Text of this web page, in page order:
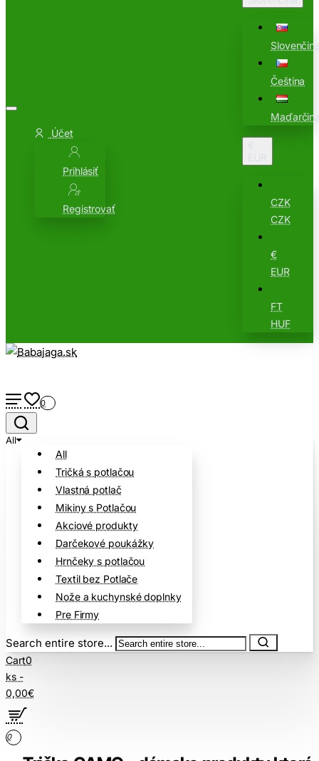
Účet
Prihlásiť
Registrovať
Čeština
CZK
CZK
€
EUR
FT
HUF
0
All
All
Tričká s potlačou
Vlastná potlač
Mikiny s Potlačou
Akciové produkty
Darčekové poukážky
Hrnčeky s potlačou
Textil bez Potlače
Nože a kuchynské doplnky
Pre Firmy
Search entire store...
Cart0
ks -
0,00€
0